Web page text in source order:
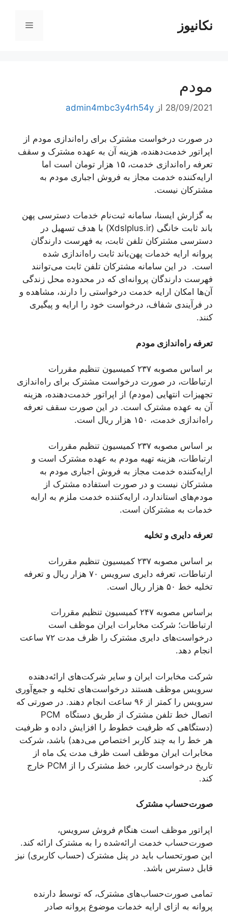
محتوانکانیوز فهرست
مودم
28/09/2021 از admin4mbc3y4rh54y
در صورت درخواست مشترک برای ‌راه‌اندازی مودم از
اپراتور خدمت‌دهنده، هزینه آن به عهده مشترک و سقف
تعرفه ‌راه‌اندازی خدمت، ۱۵ هزار تومان است اما
ارایه‌کننده خدمت مجاز به فروش اجباری مودم به
مشترکان نیست.
به گزارش ایسنا، سامانه ثبت‌نام خدمات دسترسی پهن
باند ثابت خانگی (Xdslplus.ir) با هدف تسهیل در
دسترسی مشترکان تلفن ثابت، به فهرست دارندگان
پروانه ارایه خدمات پهن‌باند ثابت ‌راه‌اندازی شده
است. در این سامانه مشترکان تلفن ثابت می‌توانند
فهرست دارندگان پروانه‌ای که در محدوده محل زندگی
آن‌ها امکان ارایه خدمت درخواستی را دارند، مشاهده و
در فرآیندی شفاف، درخواست خود را ارایه و پیگیری
کنند.
تعرفه ‌راه‌اندازی مودم
بر اساس مصوبه ۲۳۷ کمیسیون تنظیم مقررات
ارتباطات، در صورت درخواست مشترک برای ‌راه‌اندازی
تجهیزات انتهایی (مودم) از اپراتور خدمت‌دهنده، هزینه
آن به عهده مشترک است. در این صورت سقف تعرفه
‌راه‌اندازی خدمت، ۱۵۰ هزار ریال است.
بر اساس مصوبه ۲۳۷ کمیسیون تنظیم مقررات
ارتباطات، هزینه تهیه مودم به عهده مشترک است و
ارایه‌کننده خدمت مجاز به فروش اجباری مودم به
مشترکان نیست و در صورت استفاده مشترک از
مودم‌های استاندارد، ارایه‌کننده خدمت ملزم به ارایه
خدمات به مشترکان است.
تعرفه دایری و تخلیه
بر اساس مصوبه ۲۳۷ کمیسیون تنظیم مقررات
ارتباطات، تعرفه دایری سرویس ۷۰ هزار ریال و تعرفه
تخلیه خط ۵۰ هزار ریال است.
براساس مصوبه ۲۴۷ کمیسیون تنظیم مقررات
ارتباطات؛ شرکت مخابرات ایران موظف است
درخواست‌های دایری مشترک را ظرف مدت ۷۲ ساعت
انجام دهد.
شرکت مخابرات ایران و سایر شرکت‌های ارائه‌دهنده
سرویس موظف هستند درخواست‌های تخلیه و جمع‌آوری
سرویس را کمتر از ۹۶ ساعت انجام دهند. در صورتی که
اتصال خط تلفن مشترک از طریق دستگاه PCM
(دستگاهی که ظرفیت خطوط را افزایش داده و ظرفیت
هر خط را به چند کاربر اختصاص می‌دهد) باشد، شرکت
مخابرات ایران موظف است ظرف مدت یک ماه از
تاریخ درخواست کاربر، خط مشترک را از PCM خارج
کند.
صورت‌حساب مشترک
اپراتور موظف است هنگام فروش سرویس،
صورت‌حساب خدمت ارائه‌شده را به مشترک ارائه کند.
این صورتحساب باید در پنل مشترک (حساب کاربری) نیز
قابل دسترس باشد.
تمامی صورت‌حساب‌های مشترک، که توسط دارنده
پروانه به ازای ارایه خدمات موضوع پروانه صادر